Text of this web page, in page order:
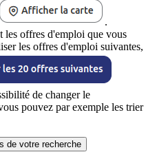
.
les offres d'emploi que vous
les offres d'emploi suivantes,
de changer le
pouvez par exemple les trier
de votre recherche